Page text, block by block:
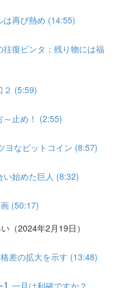
は再び熱め (14:55)
復ビンタ；残り物には福
２ (5:59)
～止め！ (2:55)
ヨなビットコイン (8:57)
い始めた巨人 (8:32)
(50:17)
（2024年2月19日）
差の拡大を示す (13:48)
一旦は利確ですか？